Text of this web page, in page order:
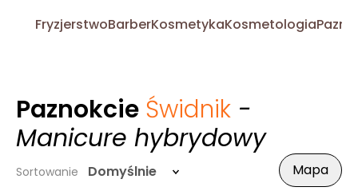
FryzjerstwoBarberKosmetykaKosmetologia
Paznokcie Świdnik -
Manicure hybrydowy
Sortowanie Domyślnie Mapa